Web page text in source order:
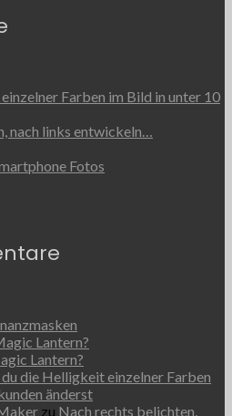
Farben im Bild in unter 10
nach links entwickeln…
Fotos
Lantern?
Lantern?
die Helligkeit einzelner Farben
änderst
zu Nach rechts belichten,